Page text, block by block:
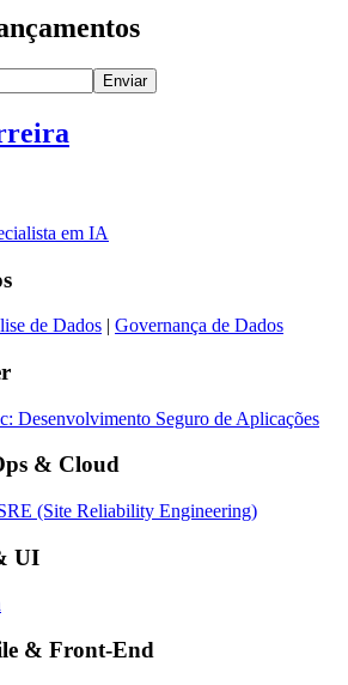
Enviar
em IA
de Dados | Governança de Dados
Desenvolvimento Seguro de Aplicações
& Cloud
(Site Reliability Engineering)
UI
& Front-End